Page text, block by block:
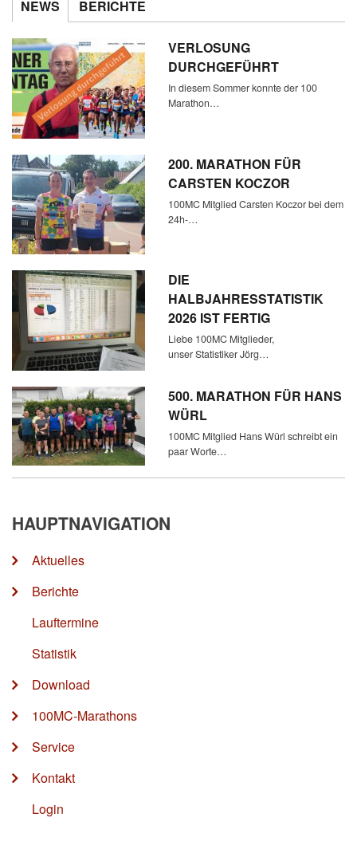
NEWS BERICHTE
VERLOSUNG
DURCHGEFÜHRT
In diesem Sommer konnte der 100
Marathon…
200. MARATHON FÜR
CARSTEN KOCZOR
100MC Mitglied Carsten Koczor bei dem
24h-…
DIE
HALBJAHRESSTATISTIK
2026 IST FERTIG
Liebe 100MC Mitglieder,
unser Statistiker Jörg…
500. MARATHON FÜR HANS
WÜRL
100MC Mitglied Hans Würl schreibt ein
paar Worte…
HAUPTNAVIGATION
Aktuelles
Berichte
Lauftermine
Statistik
Download
100MC-Marathons
Service
Kontakt
Login